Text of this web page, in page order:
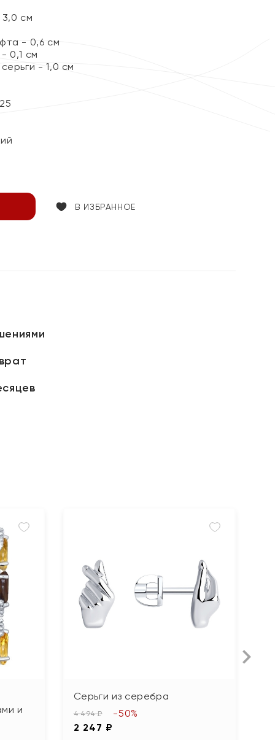
см
- 0,6 см
0,1 см
- 1,0 см
В ИЗБРАННОЕ
и
Серьги из серебра
4 494 ₽
2 247 ₽
-50%